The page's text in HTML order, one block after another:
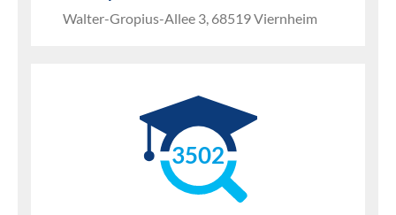
Walter-Gropius-Allee 3, 68519 Viernheim
3502